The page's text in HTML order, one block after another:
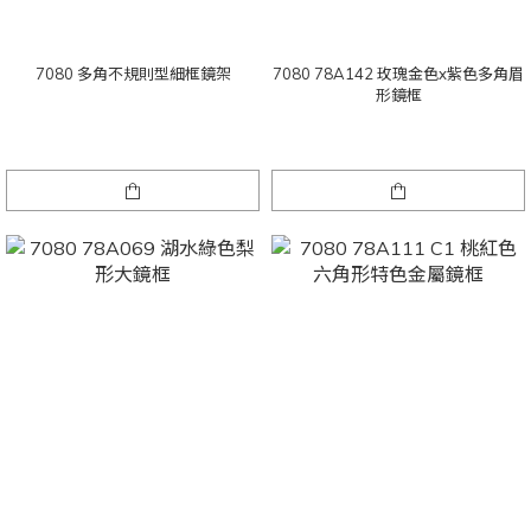
7080 多角不規則型細框鏡架
7080 78A142 玫瑰金色x紫色多角眉
形鏡框